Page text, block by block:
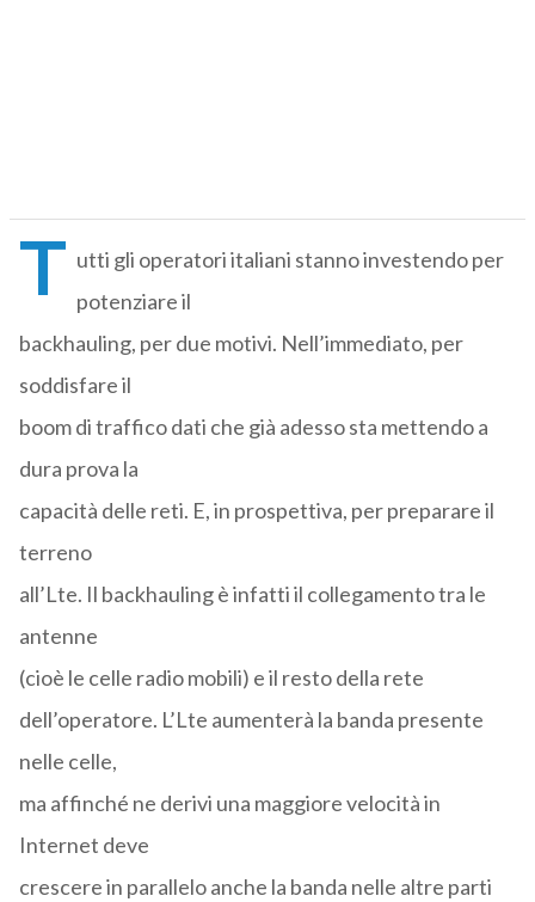
T utti gli operatori italiani stanno investendo per
potenziare il
backhauling, per due motivi. Nell’immediato, per
soddisfare il
boom di traffico dati che già adesso sta mettendo a
dura prova la
capacità delle reti. E, in prospettiva, per preparare il
terreno
all’Lte. Il backhauling è infatti il collegamento tra le
antenne
(cioè le celle radio mobili) e il resto della rete
dell’operatore. L’Lte aumenterà la banda presente
nelle celle,
ma affinché ne derivi una maggiore velocità in
Internet deve
crescere in parallelo anche la banda nelle altre parti